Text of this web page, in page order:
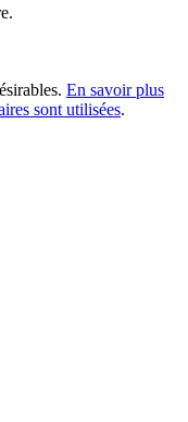
En savoir plus
sont utilisées.